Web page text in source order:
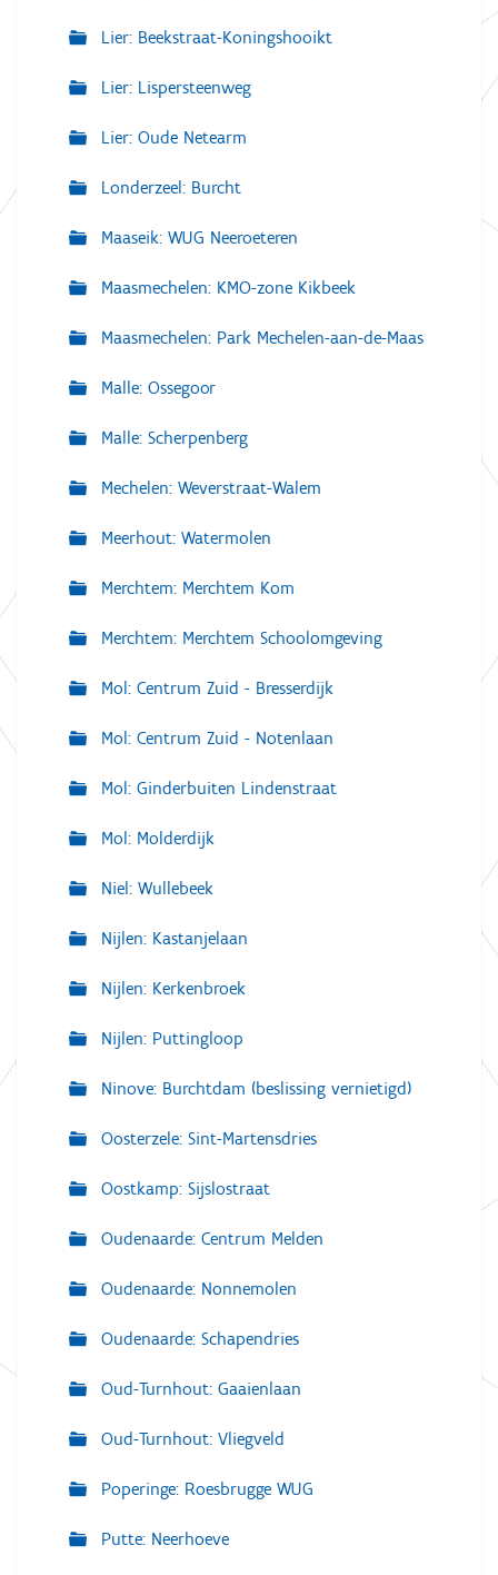
Lier: Beekstraat-Koningshooikt
Lier: Lispersteenweg
Lier: Oude Netearm
Londerzeel: Burcht
Maaseik: WUG Neeroeteren
Maasmechelen: KMO-zone Kikbeek
Maasmechelen: Park Mechelen-aan-de-Maas
Malle: Ossegoor
Malle: Scherpenberg
Mechelen: Weverstraat-Walem
Meerhout: Watermolen
Merchtem: Merchtem Kom
Merchtem: Merchtem Schoolomgeving
Mol: Centrum Zuid - Bresserdijk
Mol: Centrum Zuid - Notenlaan
Mol: Ginderbuiten Lindenstraat
Mol: Molderdijk
Niel: Wullebeek
Nijlen: Kastanjelaan
Nijlen: Kerkenbroek
Nijlen: Puttingloop
Ninove: Burchtdam (beslissing vernietigd)
Oosterzele: Sint-Martensdries
Oostkamp: Sijslostraat
Oudenaarde: Centrum Melden
Oudenaarde: Nonnemolen
Oudenaarde: Schapendries
Oud-Turnhout: Gaaienlaan
Oud-Turnhout: Vliegveld
Poperinge: Roesbrugge WUG
Putte: Neerhoeve